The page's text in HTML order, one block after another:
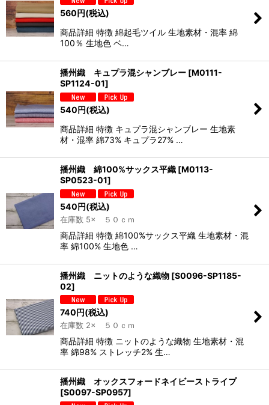
560円(税込)
商品詳細 特徴 綿起毛ツイル 生地素材・混率 綿
100％ 生地色 ベ…
播州織 キュプラ混シャンブレー [M0111-
SP1124-01]
540円(税込)
商品詳細 特徴 キュプラ混シャンブレー 生地素
材・混率 綿73% キュプラ27% …
播州織 綿100%サックス平織 [M0113-
SP0523-01]
540円(税込)
在庫数 5× ５０ｃｍ
商品詳細 特徴 綿100%サックス平織 生地素材・混
率 綿100% 生地色 …
播州織 ニットのような織物 [S0096-SP1185-
02]
740円(税込)
在庫数 2× ５０ｃｍ
商品詳細 特徴 ニットのような織物 生地素材・混
率 綿98% ストレッチ2% 生…
播州織 オックスフォードネイビーストライプ
[S0097-SP0957]